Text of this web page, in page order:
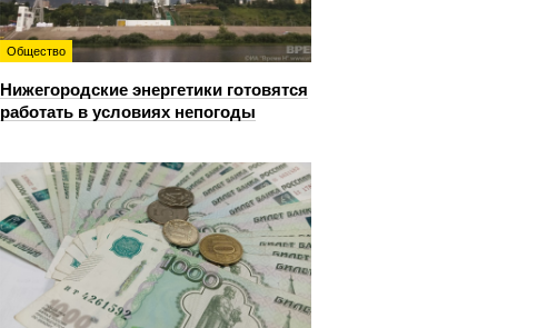
Общество
Нижегородские энергетики готовятся
работать в условиях непогоды